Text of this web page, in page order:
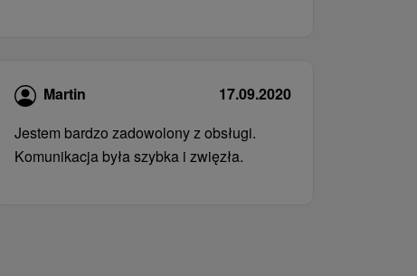
Martin
17.09.2020
Jestem bardzo zadowolony z obsługi.
Komunikacja była szybka i zwięzła.